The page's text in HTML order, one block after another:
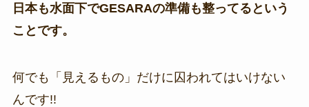
日本も水面下でGESARAの準備も整ってるという
ことです。
何でも「見えるもの」だけに囚われてはいけない
んです!!